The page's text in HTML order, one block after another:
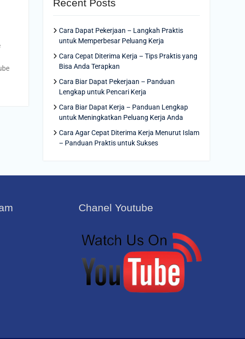
Recent Posts
Cara Dapat Pekerjaan – Langkah Praktis
untuk Memperbesar Peluang Kerja
Cara Cepat Diterima Kerja – Tips Praktis yang
Bisa Anda Terapkan
Cara Biar Dapat Pekerjaan – Panduan
Lengkap untuk Pencari Kerja
Cara Biar Dapat Kerja – Panduan Lengkap
untuk Meningkatkan Peluang Kerja Anda
Cara Agar Cepat Diterima Kerja Menurut Islam
– Panduan Praktis untuk Sukses
Chanel Youtube